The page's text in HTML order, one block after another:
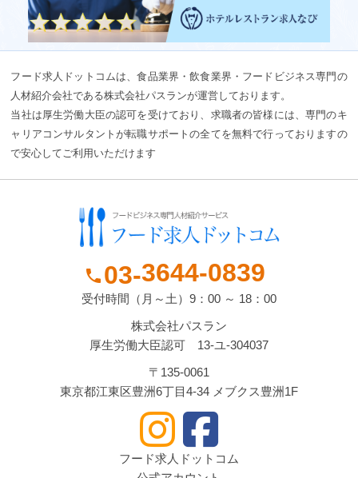
フード求人ドットコムは、食品業界・飲食業界・フードビジネス専門の
人材紹介会社である株式会社パスランが運営しております。
当社は厚生労働大臣の認可を受けており、求職者の皆様には、専門のキ
ャリアコンサルタントが転職サポートの全てを無料で行っておりますの
で安心してご利用いただけます
phone 03-3644-0839
受付時間（月～土）9：00 ～ 18：00
株式会社パスラン
厚生労働大臣認可 13-ユ-304037
〒135-0061
東京都江東区豊洲6丁目4-34 メブクス豊洲1F
フード求人ドットコム